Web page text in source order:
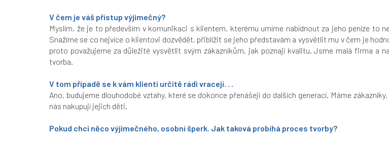
V čem je váš přístup výjimečný?
Myslím, že je to především v komunikaci s klientem, kterému umíme nabídnout za jeho peníze to
Snažíme se co nejvíce o klientovi dozvědět, přiblížit se jeho představám a vysvětlit mu v čem je
proto považujeme za důležité vysvětlit svým zákazníkům, jak poznají kvalitu. Jsme malá firma a
tvorba.
V tom případě se k vám klienti určitě rádi vracejí. . .
Ano, budujeme dlouhodobé vztahy, které se dokonce přenášejí do dalších generací. Máme
nás nakupují jejich děti.
Pokud chci něco výjimečného, osobní šperk. Jak taková probíhá proces tvorby?